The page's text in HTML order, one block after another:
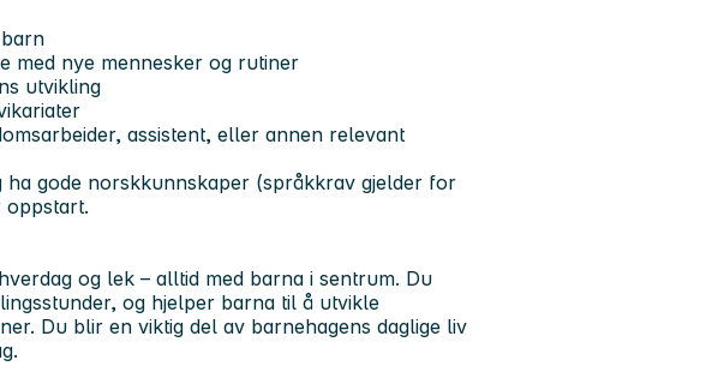
med nye mennesker og rutiner
utvikling
assistent, eller annen relevant
ha gode norskkunnskaper (språkkrav gjelder for
oppstart.
og lek – alltid med barna i sentrum. Du
og hjelper barna til å utvikle
Du blir en viktig del av barnehagens daglige liv